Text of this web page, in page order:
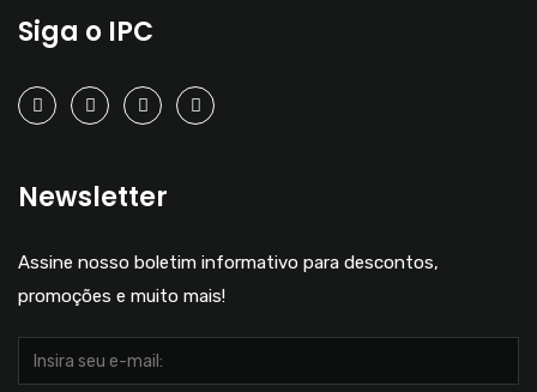
Siga o IPC
Newsletter
Assine nosso boletim informativo para descontos,
promoções e muito mais!